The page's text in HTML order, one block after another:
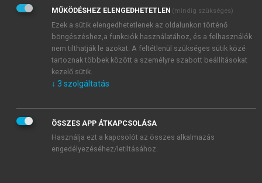
Adatkezelési tájékoztatóbanfoglaltakat tudomásul
veszem és elfogadom.
Általános vásárlási feltételeket, valamint a szotar.netés a
mersz.huoldalak licencszerződéseiben foglaltakat
tudomásul veszem és elfogadom.
KIPRÓBÁLOM
MŰKÖDÉSHEZ ELENGEDHETETLEN (mindig szükséges)
Ezek a sütik elengedhetetlenek az oldalunkon történő
böngészéshez,a funkciók használatához, és a felhasználók
nem tilthatják le azokat. A feltétlenül szükséges sütik közé
tartoznak többek között a személyre szabott beállításokat
kezelő sütik.
↓ 3 szolgáltatás
ÖSSZES APP ÁTKAPCSOLÁSA
Használja ezt a kapcsolót az összes alkalmazás
engedélyezéséhez/letiltásához.